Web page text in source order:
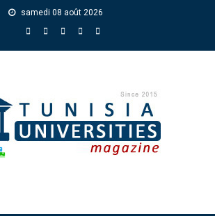
samedi 08 août 2026